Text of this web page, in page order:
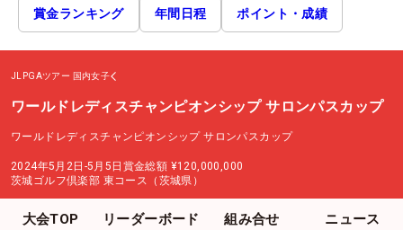
賞金ランキング 年間日程 ポイント・成績
JLPGAツアー 国内女子
ワールドレディスチャンピオンシップ サロンパスカップ
ワールドレディスチャンピオンシップ サロンパスカップ
2024年5月2日-5月5日 賞金総額 ¥120,000,000
茨城ゴルフ倶楽部 東コース（茨城県）
大会TOP リーダーボード 組み合せ ニュース